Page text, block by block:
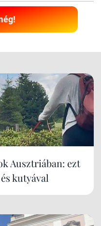
Ausztriában: ezt
kutyával